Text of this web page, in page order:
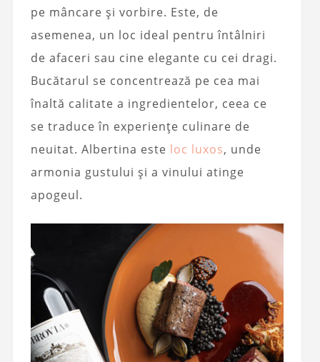
pe mâncare și vorbire. Este, de
asemenea, un loc ideal pentru întâlniri
de afaceri sau cine elegante cu cei dragi.
Bucătarul se concentrează pe cea mai
înaltă calitate a ingredientelor, ceea ce
se traduce în experiențe culinare de
neuitat. Albertina este loc luxos, unde
armonia gustului și a vinului atinge
apogeul.